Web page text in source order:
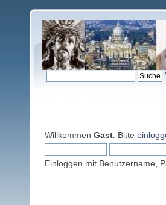
Willkommen Gast . Bitte
Einloggen mit Benutzername,